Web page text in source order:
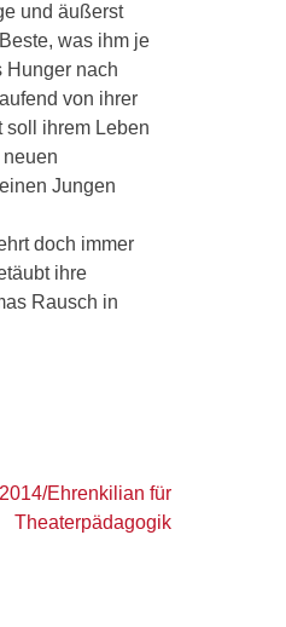
und äußerst
was ihm je
Hun­ger nach
von ihrer
soll ihrem Leben
Jungen
doch immer
ihre
Rausch in
Ehrenkilian für
Theaterpädagogik